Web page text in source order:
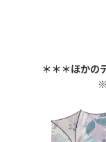
＊＊＊ほかの
※